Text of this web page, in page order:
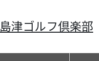
島津ゴルフ倶楽部